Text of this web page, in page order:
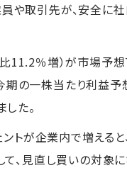
や取引先が、安全に
％増）が市場予
の一株当たり利益
た。
トが企業内で増える
、見直し買いの対象に